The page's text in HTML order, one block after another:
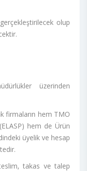
olup
üzerinden
firmaların hem TMO
hem de Ürün
üyelik ve hesap
takas ve talep